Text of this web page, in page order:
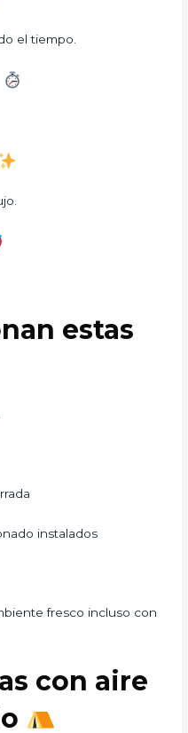
el tiempo.
estas
instalados
fresco incluso con
con aire